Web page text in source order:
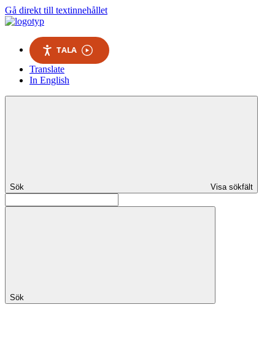
Gå direkt till textinnehållet
TALA
Translate
In English
Sök Visa sökfält
Sök